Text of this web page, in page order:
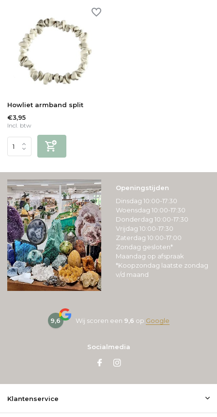
Howliet armband split
€3,95
Incl. btw
Openingstijden
Dinsdag 10:00-17:30
Woensdag 10:00-17:30
Donderdag 10:00-17:30
Vrijdag 10:00-17:30
Zaterdag 10:00-17:00
Zondag gesloten*
Maandag op afspraak
*Koopzondag laatste zondag
v/d maand
9,6 Wij scoren een 9,6 op Google
Socialmedia
Klantenservice